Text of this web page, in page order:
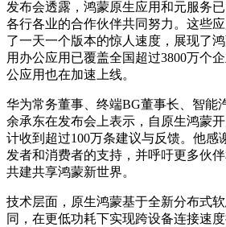
发布会透露，鸿蒙原生应用和元服务
各行各业的合作伙伴共同努力。这些
了一天一个版本的惊人速度，展现了
用办公应用已覆盖全国超过3800万个
公应用也在加速上线。
华为常务董事、终端BG董事长、智能
余承东在发布会上表示，自原生鸿蒙
计收到超过100万条建议与反馈。他感
发者和消费者的支持，并呼吁更多伙
共建共享鸿蒙新世界。
技术层面，原生鸿蒙基于全新分布式
同，在更低功耗下实现跨设备连接速